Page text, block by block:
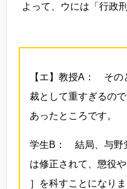
よって、ウには「行政
【エ】教授A： その
裁として重すぎるの
あったところです。
学生B： 結局、与野
は修正されて、懲役
］を科すことになり